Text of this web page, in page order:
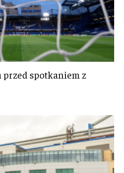
przed spotkaniem z